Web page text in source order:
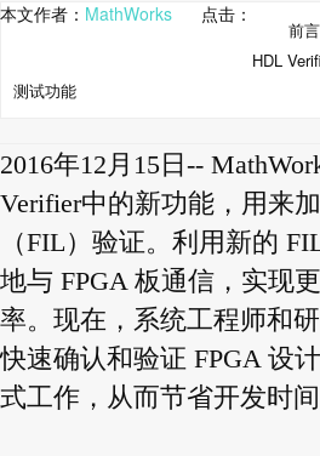
本文作者： MathWorks 点击：
前言
HDL
测试功能
2016年12月15日--
Verifier中的新功能，用来
（FIL）验证。利用新的
地与 FPGA 板通信，实现
率。现在，系统工程师和
快速确认和验证 FPGA 设
式工作，从而节省开发时间